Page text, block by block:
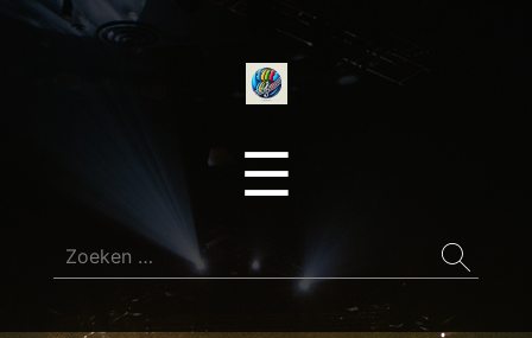
☰
Zoeken
naar: